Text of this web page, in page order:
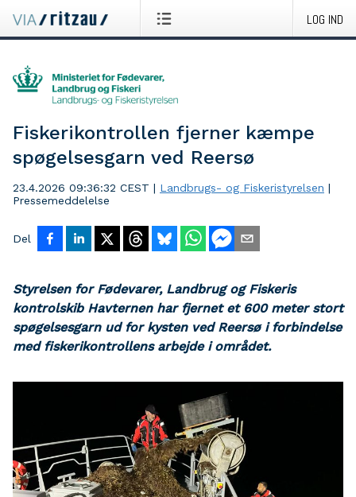
LOG IND
Fiskerikontrollen fjerner kæmpe
spøgelsesgarn ved Reersø
23.4.2026 09:36:32 CEST | Landbrugs- og Fiskeristyrelsen |
Pressemeddelelse
Del
Styrelsen for Fødevarer, Landbrug og Fiskeris
kontrolskib Havternen har fjernet et 600 meter stort
spøgelsesgarn ud for kysten ved Reersø i forbindelse
med fiskerikontrollens arbejde i området.